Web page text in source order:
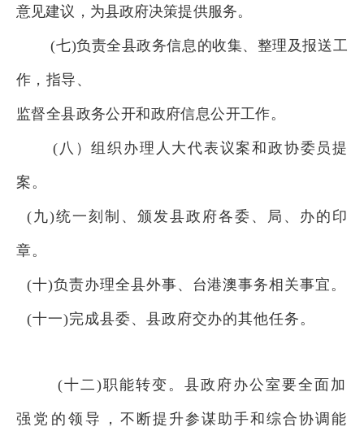
意见建议，为县政府决策提供服务。
(七)负责全县政务信息的收集、整理及报送工
作，指导、
监督全县政务公开和政府信息公开工作。
(八）组织办理人大代表议案和政协委员提
案。
(九)统一刻制、颁发县政府各委、局、办的印
章。
(十)负责办理全县外事、台港澳事务相关事宜。
(十一)完成县委、县政府交办的其他任务。
(十二)职能转变。县政府办公室要全面加
强 党的领导，不断提升参谋助手和综合协调能